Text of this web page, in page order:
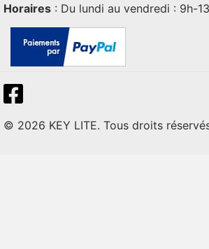
Horaires : Du lundi au vendredi : 9h-
© 2026 KEY LITE. Tous droits